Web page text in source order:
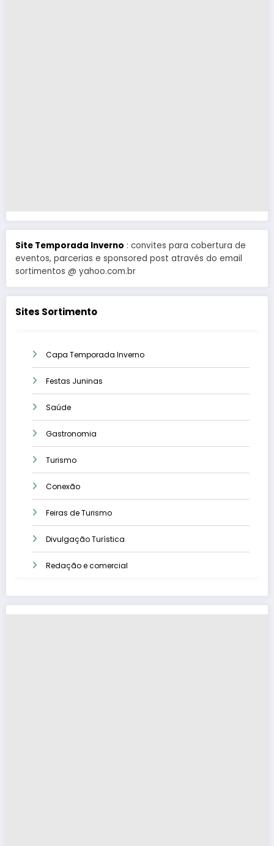
Site Temporada Inverno : convites para cobertura de
eventos, parcerias e sponsored post através do email
sortimentos @ yahoo.com.br
Sites Sortimento
Capa Temporada Inverno
Festas Juninas
Saúde
Gastronomia
Turismo
Conexão
Feiras de Turismo
Divulgação Turística
Redação e comercial